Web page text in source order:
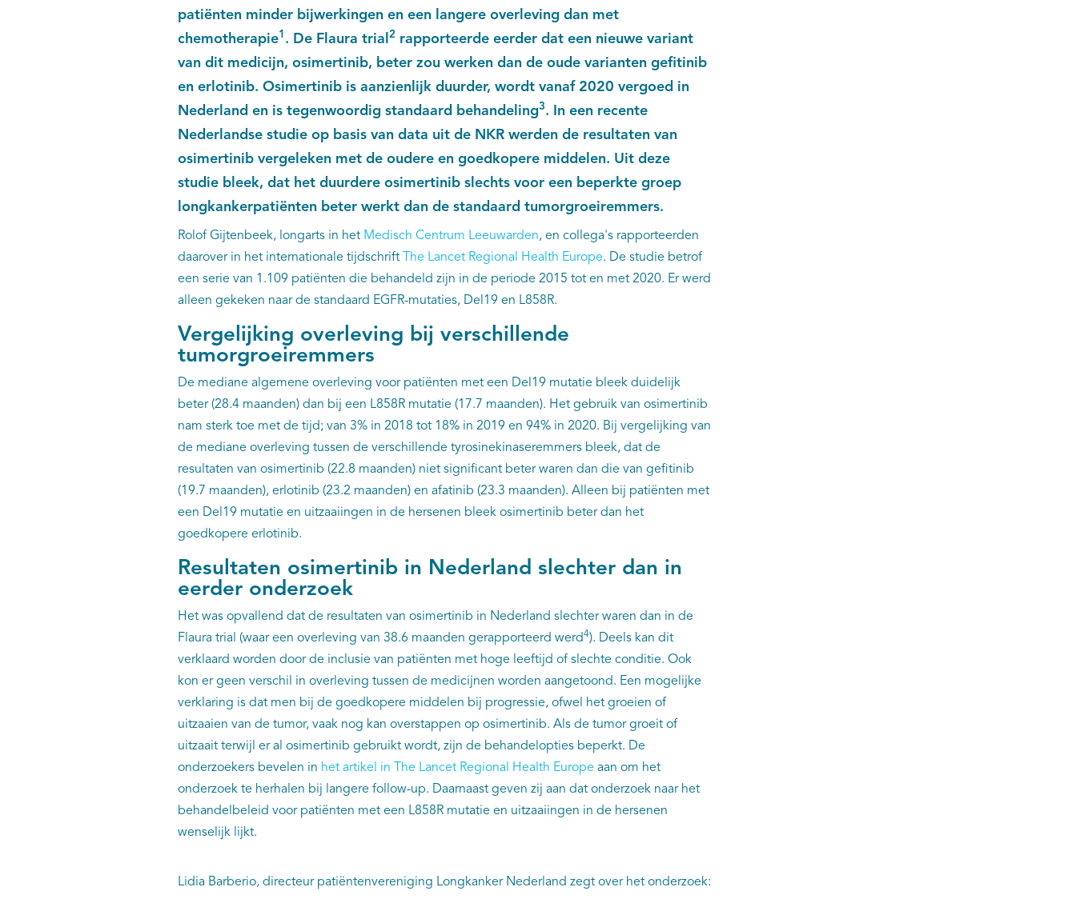
patiënten minder bijwerkingen en een langere overleving dan met
chemotherapie1 . De Flaura trial 2 rapporteerde eerder dat een nieuwe variant
van dit medicijn, osimertinib, beter zou werken dan de oude varianten gefitinib
en erlotinib. Osimertinib is aanzienlijk duurder, wordt vanaf 2020 vergoed in
Nederland en is tegenwoordig standaard behandeling3. In een recente
Nederlandse studie op basis van data uit de NKR werden de resultaten van
osimertinib vergeleken met de oudere en goedkopere middelen. Uit deze
studie bleek, dat het duurdere osimertinib slechts voor een beperkte groep
longkankerpatiënten beter werkt dan de standaard tumorgroeiremmers.
Rolof Gijtenbeek, longarts in het Medisch Centrum Leeuwarden, en collega's rapporteerden
daarover in het internationale tijdschrift The Lancet Regional Health Europe. De studie betrof
een serie van 1.109 patiënten die behandeld zijn in de periode 2015 tot en met 2020. Er werd
alleen gekeken naar de standaard EGFR-mutaties, Del19 en L858R.
Vergelijking overleving bij verschillende
tumorgroeiremmers
De mediane algemene overleving voor patiënten met een Del19 mutatie bleek duidelijk
beter (28.4 maanden) dan bij een L858R mutatie (17.7 maanden). Het gebruik van osimertinib
nam sterk toe met de tijd; van 3% in 2018 tot 18% in 2019 en 94% in 2020. Bij vergelijking van
de mediane overleving tussen de verschillende tyrosinekinaseremmers bleek, dat de
resultaten van osimertinib (22.8 maanden) niet significant beter waren dan die van gefitinib
(19.7 maanden), erlotinib (23.2 maanden) en afatinib (23.3 maanden). Alleen bij patiënten met
een Del19 mutatie en uitzaaiingen in de hersenen bleek osimertinib beter dan het
goedkopere erlotinib.
Resultaten osimertinib in Nederland slechter dan in
eerder onderzoek
Het was opvallend dat de resultaten van osimertinib in Nederland slechter waren dan in de
Flaura trial (waar een overleving van 38.6 maanden gerapporteerd werd4). Deels kan dit
verklaard worden door de inclusie van patiënten met hoge leeftijd of slechte conditie. Ook
kon er geen verschil in overleving tussen de medicijnen worden aangetoond. Een mogelijke
verklaring is dat men bij de goedkopere middelen bij progressie, ofwel het groeien of
uitzaaien van de tumor, vaak nog kan overstappen op osimertinib. Als de tumor groeit of
uitzaait terwijl er al osimertinib gebruikt wordt, zijn de behandelopties beperkt. De
onderzoekers bevelen in het artikel in The Lancet Regional Health Europe aan om het
onderzoek te herhalen bij langere follow-up. Daarnaast geven zij aan dat onderzoek naar het
behandelbeleid voor patiënten met een L858R mutatie en uitzaaiingen in de hersenen
wenselijk lijkt.
Lidia Barberio, directeur patiëntenvereniging Longkanker Nederland zegt over het onderzoek: